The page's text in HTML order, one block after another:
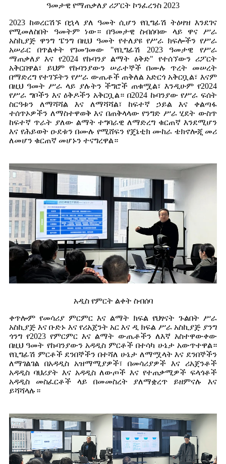
ዓመታዊ የማጠቃለያ ሪፖርት ኮንፈረንስ 2023
2023 ከወረርሽኙ በኋላ ያለ ዓመት ሲሆን የቢግፊሽ ትዕዛዝ እንደገና
የሚመለስበት ዓመትም ነው። በዓመታዊ ስብሰባው ላይ ዋና ሥራ
አስኪያጅ ዋንግ ፔንግ በዚህ ዓመት የተለያዩ የሥራ ክፍሎችን የሥራ
አሠራር በጥልቀት የገመገመው "የቢግፊሽ 2023 ዓመታዊ የሥራ
ማጠቃለያ እና የ2024 የኩባንያ ልማት ዕቅድ" የተሰኘውን ሪፖርት
አቅርበዋል፣ ይህም የኩባንያውን ሠራተኞች በሙሉ ጥረት መሠረት
በማድረግ የተገኙትን የሥራ ውጤቶች ጠቅለል አድርጎ አቅርቧል፣ እናም
በዚህ ዓመት ሥራ ላይ ያሉትን ችግሮች ጠቁሟል፣ እንዲሁም የ2024
የሥራ ግቦችን እና ዕቅዶችን አቅርቧል። በ2024 ኩባንያው የሥራ ፍሰት
ስርዓቱን ለማሻሻል እና ለማሻሻል፣ ከፍተኛ ኃይል እና ቀልጣፋ
ተሰጥኦዎችን ለማስተዋወቅ እና በጠቅላላው የንግድ ሥራ ሂደት ውስጥ
ከፍተኛ ጥራት ያለው ልማት ተግባራዊ ለማድረግ ቁርጠኛ እንደሚሆን
እና የሕይወት ዑደቱን በሙሉ የሚሸፍን የጄኔቲክ ሙከራ ቴክኖሎጂ መሪ
ለመሆን ቁርጠኛ መሆኑን ተናግረዋል።
አዲስ የምርት ልቀት ስብሰባ
ቀጥሎም የመሳሪያ ምርምር እና ልማት ክፍል የህፃናት ጉልበት ሥራ
አስኪያጅ እና ቡድኑ እና የሪአጀንት አር እና ዲ ክፍል ሥራ አስኪያጅ ያንግ
ጎንግ የ2023 የምርምር እና ልማት ውጤቶችን ለእኛ አስተዋውቀው
በዚህ ዓመት የኩባንያውን አዳዲስ ምርቶች በተሳካ ሁኔታ አውጥተዋል።
የቢግፊሽ ምርቶች ደንበኞችን በተሻለ ሁኔታ ለማሟላት እና ደንበኞችን
ለማገልገል በአዳዲስ አዝማሚያዎች፣ በመሳሪያዎች እና ሪአጀንቶች
አዳዲስ ባህሪያት እና አዳዲስ ለውጦች እና የተጠቃሚዎች ፍላጎቶች
አዳዲስ መስፈርቶች ላይ በመመስረት ያለማቋረጥ ይዘምናሉ እና
ይሻሻላሉ።